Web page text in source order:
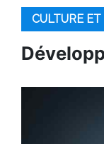
CULTURE